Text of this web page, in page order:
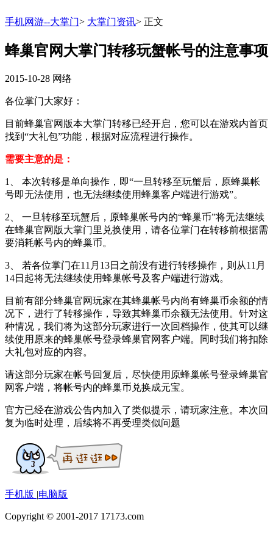
手机网游--大掌门> 大掌门资讯> 正文
蜂巢官网大掌门转移玩蟹帐号的注意事项
2015-10-28 网络
各位掌门大家好：
目前蜂巢官网版本大掌门转移已经开启，您可以在游戏内首页
找到“大礼包”功能，根据对应流程进行操作。
需要主意的是：
1、 本次转移是单向操作，即“一旦转移至玩蟹后，原蜂巢帐
号即无法使用，也无法继续使用蜂巢客户端进行游戏”。
2、 一旦转移至玩蟹后，原蜂巢帐号内的“蜂巢币”将无法继续
在蜂巢官网版大掌门里兑换使用，请各位掌门在转移前根据需
要消耗帐号内的蜂巢币。
3、 若各位掌门在11月13日之前没有进行转移操作，则从11月
14日起将无法继续使用蜂巢帐号及客户端进行游戏。
目前有部分蜂巢官网玩家在其蜂巢帐号内尚有蜂巢币余额的情
况下，进行了转移操作，导致其蜂巢币余额无法使用。针对这
种情况，我们将为这部分玩家进行一次回档操作，使其可以继
续使用原来的蜂巢帐号登录蜂巢官网客户端。同时我们将扣除
大礼包对应的内容。
请这部分玩家在帐号回复后，尽快使用原蜂巢帐号登录蜂巢官
网客户端，将帐号内的蜂巢币兑换成元宝。
官方已经在游戏公告内加入了类似提示，请玩家注意。本次回
复为临时处理，后续将不再受理类似问题
手机版 |电脑版
Copyright © 2001-2017 17173.com